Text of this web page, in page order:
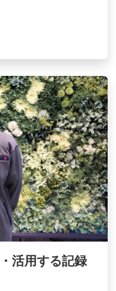
活用する記録